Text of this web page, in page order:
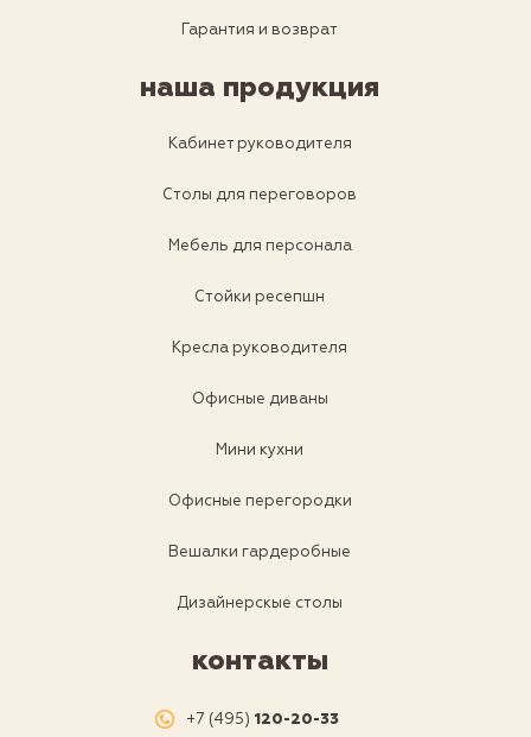
Гарантия и возврат
наша продукция
Кабинет руководителя
Столы для переговоров
Мебель для персонала
Стойки ресепшн
Кресла руководителя
Офисные диваны
Мини кухни
Офисные перегородки
Вешалки гардеробные
Дизайнерскые столы
контакты
+7 (495) 120-20-33